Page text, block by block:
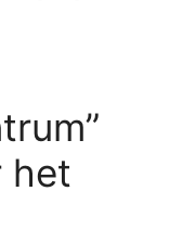
het